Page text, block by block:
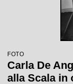
FOTO
Carla De
alla Scala in